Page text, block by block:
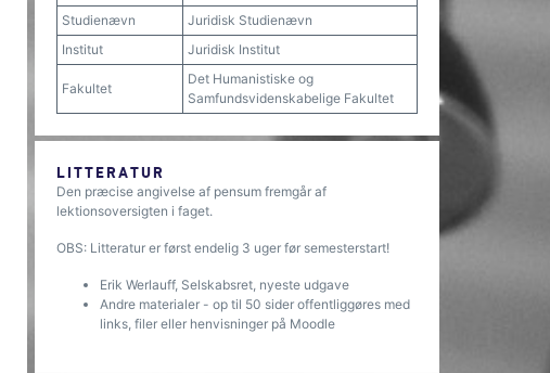
Studienævn
Juridisk Studienævn
Institut
Juridisk Institut
Fakultet
Det Humanistiske og
Samfundsvidenskabelige Fakultet
LITTERATUR
Den præcise angivelse af pensum fremgår af
lektionsoversigten i faget.
OBS: Litteratur er først endelig 3 uger før semesterstart!
Erik Werlauff, Selskabsret, nyeste udgave
Andre materialer - op til 50 sider offentliggøres med
links, filer eller henvisninger på Moodle